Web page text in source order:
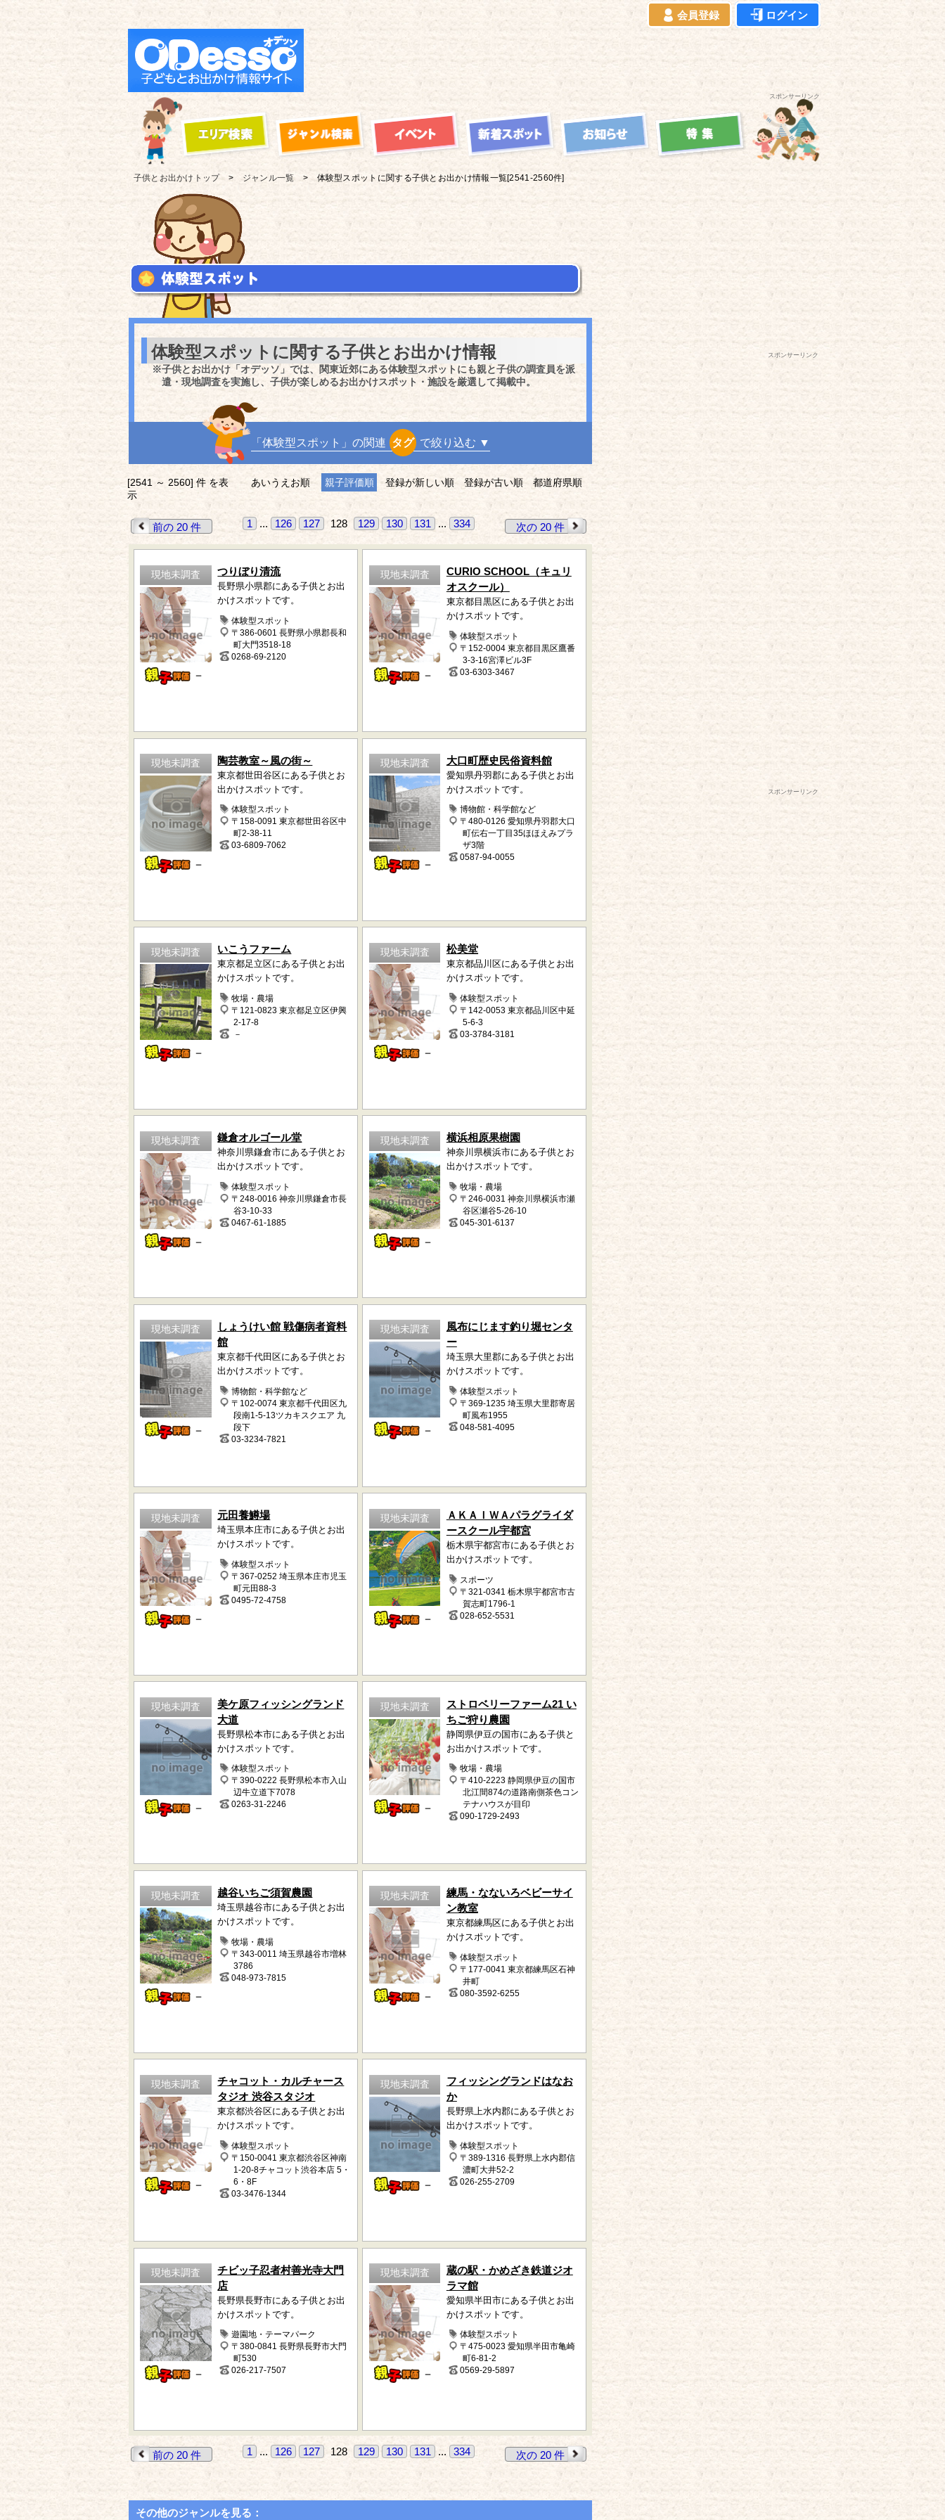
会員登録 ログイン
スポンサーリンク
子供とお出かけ トップ ジャンル一覧 体験型スポットに関する子供とお出かけ情報一覧[2541-2560件]
体験型スポットに関する子供とお出かけ情報
※子供とお出かけ「オデッソ」では、関東近郊にある体験型スポットにも親と子供の調査員を派
遣・現地調査を実施し、子供が楽しめるお出かけスポット・施設を厳選して掲載中。
「体験型スポット」の関連 タグ で絞り込む ▼
[2541 ～ 2560] 件 を表
示
あいうえお順 親子評価順 登録が新しい順 登録が古い順 都道府県順
前の 20 件 1 ... 126 127 128 129 130 131 ... 334 次の 20 件
現地未調査
－
つりぼり清流
長野県小県郡にある子供とお出
かけスポットです。
体験型スポット
〒386-0601 長野県小県郡長和
町大門3518-18
0268-69-2120
現地未調査
－
CURIO SCHOOL（キュリ
オスクール）
東京都目黒区にある子供とお出
かけスポットです。
体験型スポット
〒152-0004 東京都目黒区鷹番
3-3-16宮澤ビル3F
03-6303-3467
現地未調査
－
陶芸教室～風の街～
東京都世田谷区にある子供とお
出かけスポットです。
体験型スポット
〒158-0091 東京都世田谷区中
町2-38-11
03-6809-7062
現地未調査
－
大口町歴史民俗資料館
愛知県丹羽郡にある子供とお出
かけスポットです。
博物館・科学館など
〒480-0126 愛知県丹羽郡大口
町伝右一丁目35ほほえみプラ
ザ3階
0587-94-0055
現地未調査
－
いこうファーム
東京都足立区にある子供とお出
かけスポットです。
牧場・農場
〒121-0823 東京都足立区伊興
2-17-8
－
現地未調査
－
松美堂
東京都品川区にある子供とお出
かけスポットです。
体験型スポット
〒142-0053 東京都品川区中延
5-6-3
03-3784-3181
現地未調査
－
鎌倉オルゴール堂
神奈川県鎌倉市にある子供とお
出かけスポットです。
体験型スポット
〒248-0016 神奈川県鎌倉市長
谷3-10-33
0467-61-1885
現地未調査
－
横浜相原果樹園
神奈川県横浜市にある子供とお
出かけスポットです。
牧場・農場
〒246-0031 神奈川県横浜市瀬
谷区瀬谷5-26-10
045-301-6137
現地未調査
－
しょうけい館 戦傷病者資料
館
東京都千代田区にある子供とお
出かけスポットです。
博物館・科学館など
〒102-0074 東京都千代田区九
段南1-5-13ツカキスクエア 九
段下
03-3234-7821
現地未調査
－
風布にじます釣り堀センタ
ー
埼玉県大里郡にある子供とお出
かけスポットです。
体験型スポット
〒369-1235 埼玉県大里郡寄居
町風布1955
048-581-4095
現地未調査
－
元田養鱒場
埼玉県本庄市にある子供とお出
かけスポットです。
体験型スポット
〒367-0252 埼玉県本庄市児玉
町元田88-3
0495-72-4758
現地未調査
－
ＡＫＡＩＷＡパラグライダ
ースクール宇都宮
栃木県宇都宮市にある子供とお
出かけスポットです。
スポーツ
〒321-0341 栃木県宇都宮市古
賀志町1796-1
028-652-5531
現地未調査
－
美ケ原フィッシングランド
大道
長野県松本市にある子供とお出
かけスポットです。
体験型スポット
〒390-0222 長野県松本市入山
辺牛立道下7078
0263-31-2246
現地未調査
－
ストロベリーファーム21 い
ちご狩り農園
静岡県伊豆の国市にある子供と
お出かけスポットです。
牧場・農場
〒410-2223 静岡県伊豆の国市
北江間874の道路南側茶色コン
テナハウスが目印
090-1729-2493
現地未調査
－
越谷いちご須賀農園
埼玉県越谷市にある子供とお出
かけスポットです。
牧場・農場
〒343-0011 埼玉県越谷市増林
3786
048-973-7815
現地未調査
－
練馬・なないろベビーサイ
ン教室
東京都練馬区にある子供とお出
かけスポットです。
体験型スポット
〒177-0041 東京都練馬区石神
井町
080-3592-6255
現地未調査
－
チャコット・カルチャース
タジオ 渋谷スタジオ
東京都渋谷区にある子供とお出
かけスポットです。
体験型スポット
〒150-0041 東京都渋谷区神南
1-20-8チャコット渋谷本店 5・
6・8F
03-3476-1344
現地未調査
－
フィッシングランドはなお
か
長野県上水内郡にある子供とお
出かけスポットです。
体験型スポット
〒389-1316 長野県上水内郡信
濃町大井52-2
026-255-2709
現地未調査
－
チビッ子忍者村善光寺大門
店
長野県長野市にある子供とお出
かけスポットです。
遊園地・テーマパーク
〒380-0841 長野県長野市大門
町530
026-217-7507
現地未調査
－
蔵の駅・かめざき鉄道ジオ
ラマ館
愛知県半田市にある子供とお出
かけスポットです。
体験型スポット
〒475-0023 愛知県半田市亀崎
町6-81-2
0569-29-5897
前の 20 件 1 ... 126 127 128 129 130 131 ... 334 次の 20 件
その他のジャンルを見る：
スポンサーリンク
スポンサーリンク